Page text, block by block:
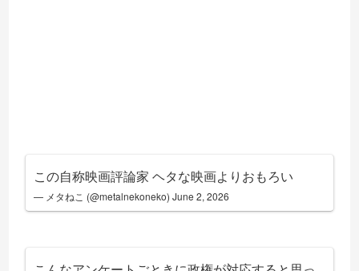
この自称映画評論家 ヘタな映画よりおもろい
— メタねこ (@metalnekoneko)June 2, 2026